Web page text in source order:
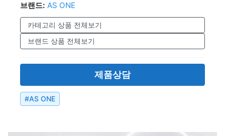
브랜드: AS ONE
카테고리 상품 전체보기
브랜드 상품 전체보기
제품상담
#AS ONE